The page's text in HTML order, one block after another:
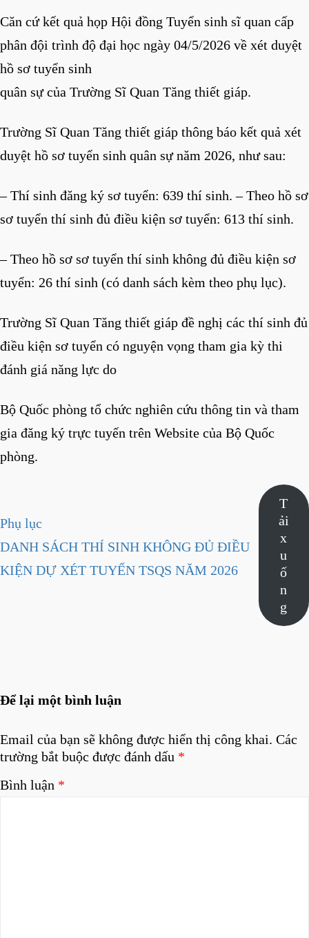
Căn cứ kết quả họp Hội đồng Tuyển sinh sĩ quan cấp
phân đội trình độ đại học ngày 04/5/2026 về xét duyệt
hồ sơ tuyển sinh
quân sự của Trường Sĩ Quan Tăng thiết giáp.
Trường Sĩ Quan Tăng thiết giáp thông báo kết quả xét
duyệt hồ sơ tuyển sinh quân sự năm 2026, như sau:
– Thí sinh đăng ký sơ tuyển: 639 thí sinh. – Theo hồ sơ
sơ tuyển thí sinh đủ điều kiện sơ tuyển: 613 thí sinh.
– Theo hồ sơ sơ tuyển thí sinh không đủ điều kiện sơ
tuyển: 26 thí sinh (có danh sách kèm theo phụ lục).
Trường Sĩ Quan Tăng thiết giáp đề nghị các thí sinh đủ
điều kiện sơ tuyển có nguyện vọng tham gia kỳ thi
đánh giá năng lực do
Bộ Quốc phòng tổ chức nghiên cứu thông tin và tham
gia đăng ký trực tuyến trên Website của Bộ Quốc
phòng.
Phụ lục
DANH SÁCH THÍ SINH KHÔNG ĐỦ ĐIỀU
KIỆN DỰ XÉT TUYỂN TSQS NĂM 2026
T
ải
x
u
ố
n
g
Để lại một bình luận
Email của bạn sẽ không được hiển thị công khai. Các
trường bắt buộc được đánh dấu *
Bình luận *